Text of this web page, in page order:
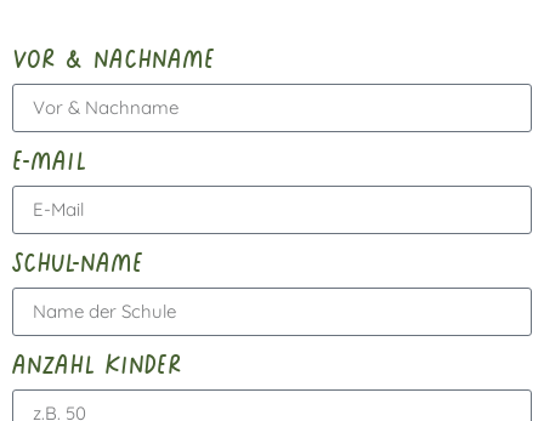
vor & nachname
e-mail
schul-name
anzahl kinder